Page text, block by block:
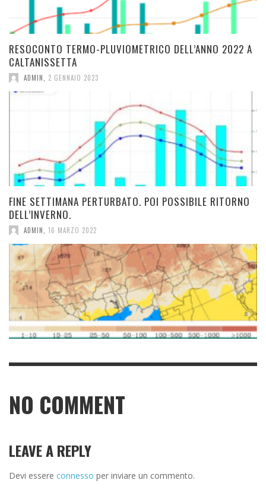
RESOCONTO TERMO-PLUVIOMETRICO DELL’ANNO 2022 A
CALTANISSETTA
ADMIN 2 GENNAIO 2023
FINE SETTIMANA PERTURBATO. POI POSSIBILE RITORNO
DELL’INVERNO.
ADMIN 16 MARZO 2022
NO COMMENT
LEAVE A REPLY
Devi essere connesso per inviare un commento.